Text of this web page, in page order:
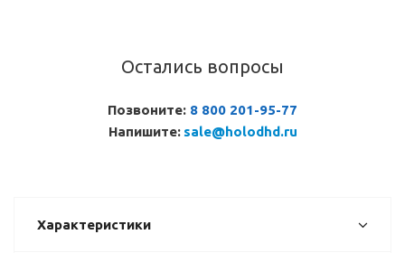
Остались вопросы
Позвоните: 8 800 201-95-77
Напишите: sale@holodhd.ru
Характеристики